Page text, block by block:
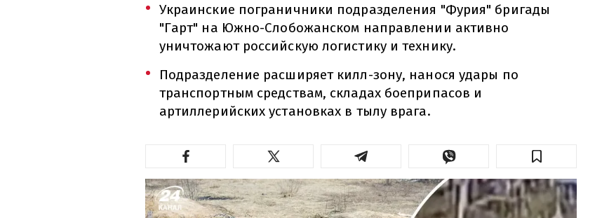
Украинские пограничники подразделения "Фурия" бригады
"Гарт" на Южно-Слобожанском направлении активно
уничтожают российскую логистику и технику.
Подразделение расширяет килл-зону, нанося удары по
транспортным средствам, складах боеприпасов и
артиллерийских установках в тылу врага.